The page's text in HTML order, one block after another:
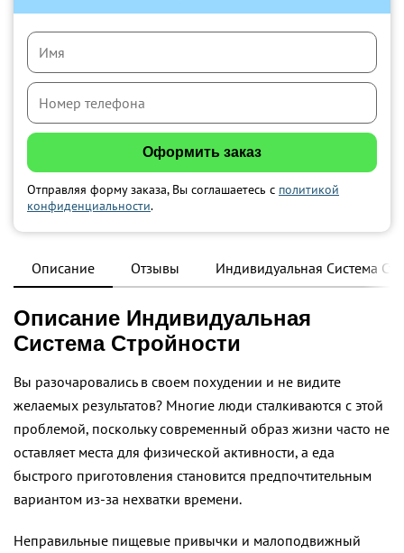
Отправляя форму заказа, Вы соглашаетесь с политикой
конфиденциальности.
Описание Отзывы Индивидуальная Система
Описание Индивидуальная
Система Стройности
Вы разочаровались в своем похудении и не видите
желаемых результатов? Многие люди сталкиваются с этой
проблемой, поскольку современный образ жизни часто не
оставляет места для физической активности, а еда
быстрого приготовления становится предпочтительным
вариантом из-за нехватки времени.
Неправильные пищевые привычки и малоподвижный